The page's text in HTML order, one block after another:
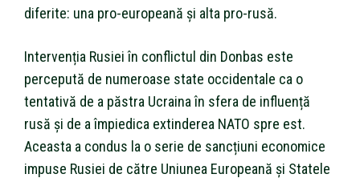
diferite: una pro-europeană și alta pro-rusă.
Intervenția Rusiei în conflictul din Donbas este
percepută de numeroase state occidentale ca o
tentativă de a păstra Ucraina în sfera de influență
rusă și de a împiedica extinderea NATO spre est.
Aceasta a condus la o serie de sancțiuni economice
impuse Rusiei de către Uniunea Europeană și Statele